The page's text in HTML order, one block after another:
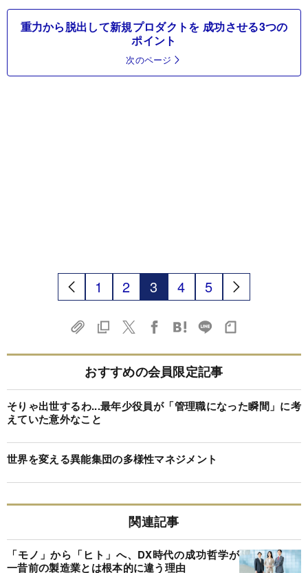
重力から脱出して新規プロダクトを 成功させる3つの
ポイント
次のページ
1 2 3 4 5
おすすめの会員限定記事
そりゃ出世するわ...最年少役員が「管理職になった瞬間」に考
えていた意外なこと
世界を変える異能集団の多様性マネジメント
関連記事
「モノ」から「ヒト」へ、DX時代の成功哲学が
一昔前の製造業とは根本的に違う理由